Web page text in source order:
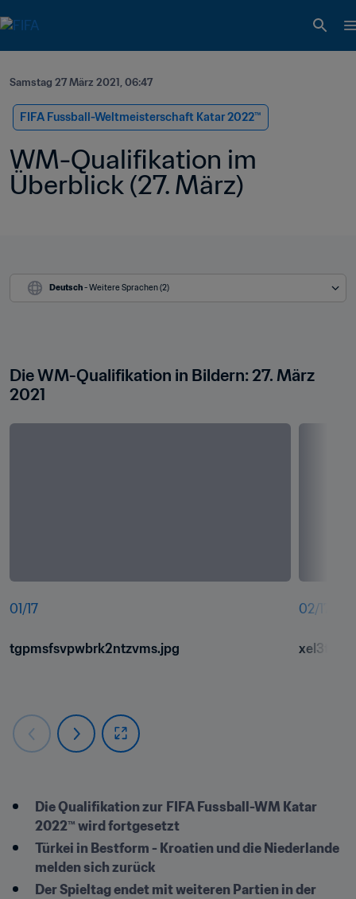
Samstag 27 März 2021, 06:47
FIFA Fussball-Weltmeisterschaft Katar 2022™
WM-Qualifikation im
Überblick (27. März)
Deutsch - Weitere Sprachen (2)
Die WM-Qualifikation in Bildern: 27. März
2021
01 /17
tgpmsfsvpwbrk2ntzvms.jpg
02/17
Die Qualifikation zur FIFA Fussball-WM Katar
2022™ wird fortgesetzt
Türkei in Bestform - Kroatien und die Niederlande
melden sich zurück
Der Spieltag endet mit weiteren Partien in der